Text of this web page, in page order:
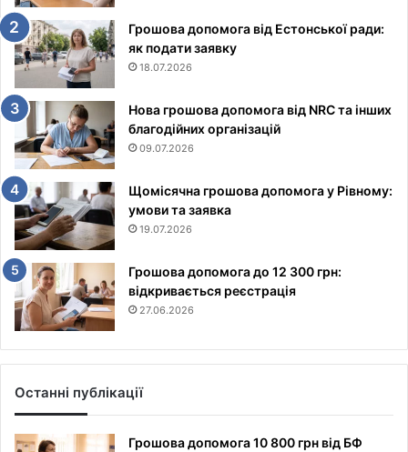
Грошова допомога від Естонської ради:
як подати заявку
18.07.2026
Нова грошова допомога від NRC та інших
благодійних організацій
09.07.2026
Щомісячна грошова допомога у Рівному:
умови та заявка
19.07.2026
Грошова допомога до 12 300 грн:
відкривається реєстрація
27.06.2026
Останні публікації
Грошова допомога 10 800 грн від БФ